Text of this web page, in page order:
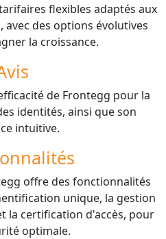
flexibles adaptés aux
avec des options évolutives
la croissance.
de Frontegg pour la
identités, ainsi que son
intuitive.
offre des fonctionnalités
unique, la gestion
la certification d'accès, pour
optimale.